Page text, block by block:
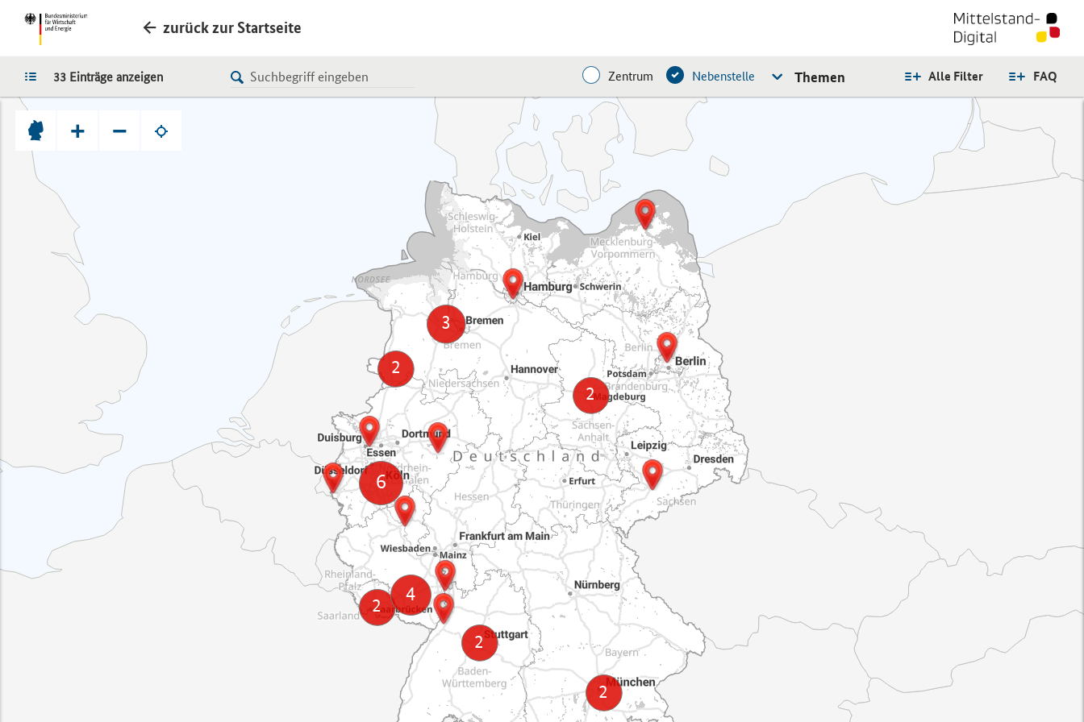
zurück zur Startseite
LISTE FAQ
Alle Filter
Zentrum Nebenstelle Themen
33 Einträge anzeigen
+ −